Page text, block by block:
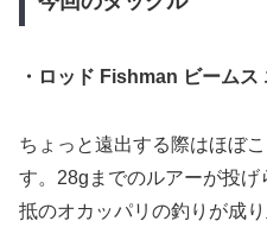
・ロッド Fishman ビーム
ちょっと遠出する際はほぼ
す。28gまでのルアーが投
抵のオカッパリの釣りが成り